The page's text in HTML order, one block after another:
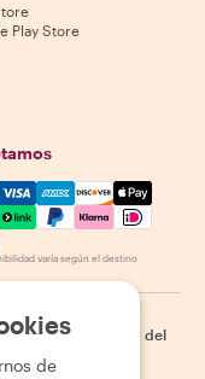
Play Store
Visa, Amex,
varía según el destino
| Cookies
Mapa del
de